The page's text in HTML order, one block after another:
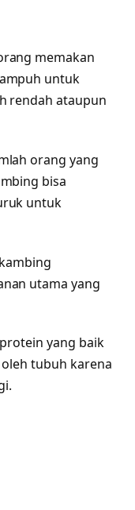
memakan
untuk
rendah ataupun
orang yang
bisa
untuk
utama yang
yang baik
tubuh karena